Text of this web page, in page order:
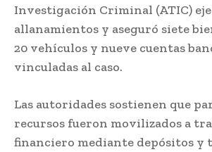
Investigación Criminal (ATIC)
allanamientos y aseguró siete
20 vehículos y nueve cuentas
vinculadas al caso.
Las autoridades sostienen que
recursos fueron movilizados a
financiero mediante depósitos y